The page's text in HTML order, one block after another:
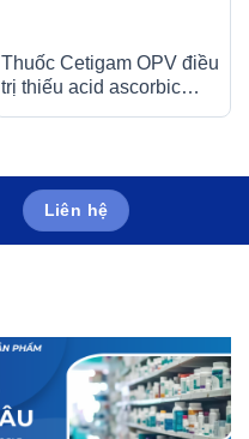
Thuốc Cetigam OPV điều
trị thiếu acid ascorbic
Liên hệ